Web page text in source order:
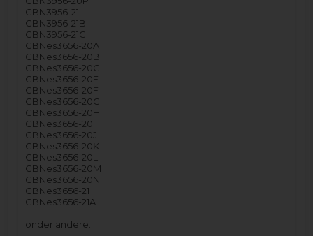
CBN3956-21
CBN3956-21B
CBN3956-21C
CBNes3656-20A
CBNes3656-20B
CBNes3656-20C
CBNes3656-20E
CBNes3656-20F
CBNes3656-20G
CBNes3656-20H
CBNes3656-20I
CBNes3656-20J
CBNes3656-20K
CBNes3656-20L
CBNes3656-20M
CBNes3656-20N
CBNes3656-21
CBNes3656-21A
onder andere…